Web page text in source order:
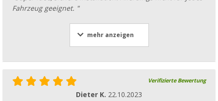
Fahrzeug geeignet. "
mehr anzeigen
Verifizierte Bewertung
Dieter K. 22.10.2023